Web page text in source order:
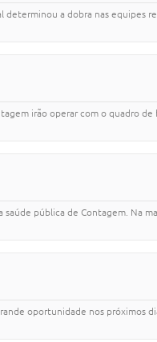
a dobra nas equipes
irão operar com o quadro de
pública de Contagem. Na
oportunidade nos próximos